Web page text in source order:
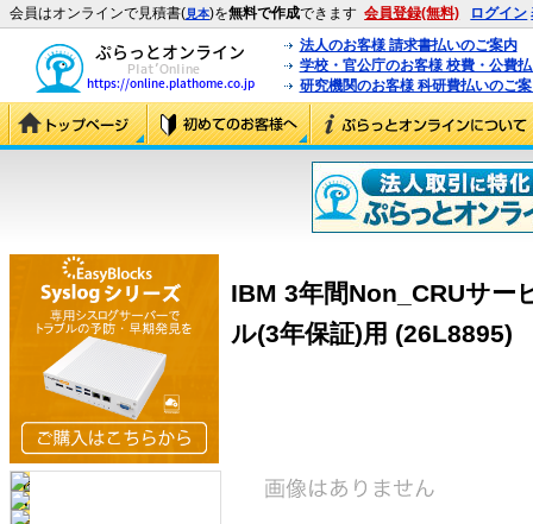
会員はオンラインで見積書(見本)を無料で作成できます 会員登録(無料) ログイン
法人のお客様 請求書払いのご案内
学校・官公庁のお客様 校費・公費
研究機関のお客様 科研費払いのご
IBM 3年間Non_CRUサー
ル(3年保証)用 (26L8895)